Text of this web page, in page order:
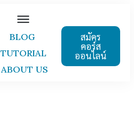
BLOG
TUTORIAL
ABOUT US
สมัคร
คอร์ส
ออนไลน์